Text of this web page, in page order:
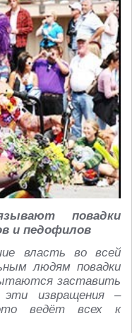
повадки
и педофилов
власть во всей
людям повадки
заставить
извращения –
ведёт всех к